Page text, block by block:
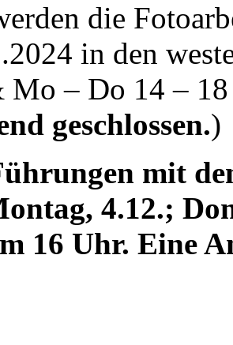
die
in den
Mo – Do 14 –
geschlossen.)
mit
4.12.;
16 Uhr. Eine